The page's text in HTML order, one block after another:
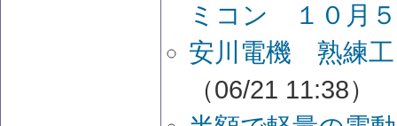
ミコン １０月
安川電機 熟練
（06/21 11:38）